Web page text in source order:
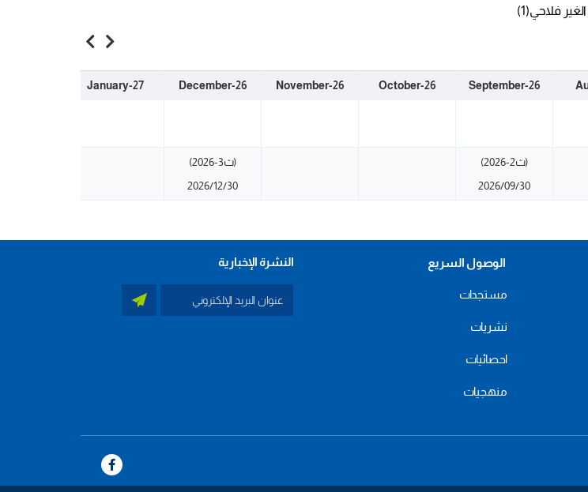
فلاحي(1)
September-26
October-26
November-26
December-26
January-27
(ث2-2026)
2026/09/30
(ث3-2026)
2026/12/30
الوصول السريع
مستجدات
نشريات
احصائيات
منهجيات
النشرة الإخبارية
menu